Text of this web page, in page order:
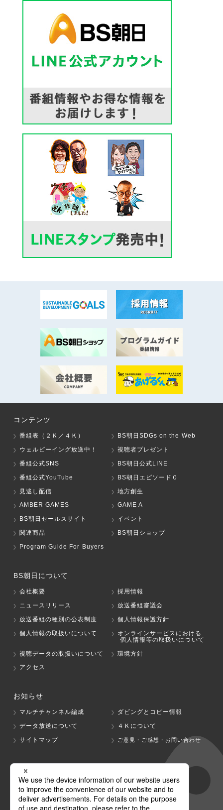
コンテンツ
番組表（２Ｋ／４Ｋ）
BS朝日SDGs on the Web
ウェルビーイング放送中！
視聴者プレゼント
番組公式SNS
BS朝日公式LINE
番組公式YouTube
BS朝日エピソード０
見逃し配信
地方創生
AMBER GAMES
GAME A
BS朝日セールスサイト
イベント
関連商品
BS朝日ショップ
Program Guide For Buyers
BS朝日について
会社概要
採用情報
ニュースリリース
放送番組審議会
放送番組の種別の公表制度
個人情報保護方針
個人情報の取扱いについて
オンラインサービスにおける
個人情報等の取扱いについて
視聴データの取扱いについて
環境方針
アクセス
お知らせ
マルチチャンネル編成
ダビングとコピー情報
データ放送について
４Ｋについて
サイトマップ
ご意見・ご感想・お問い合わせ
グループ会社
テレビ朝日 テレ朝チャンネル